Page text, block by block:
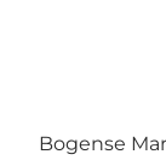
Bogense